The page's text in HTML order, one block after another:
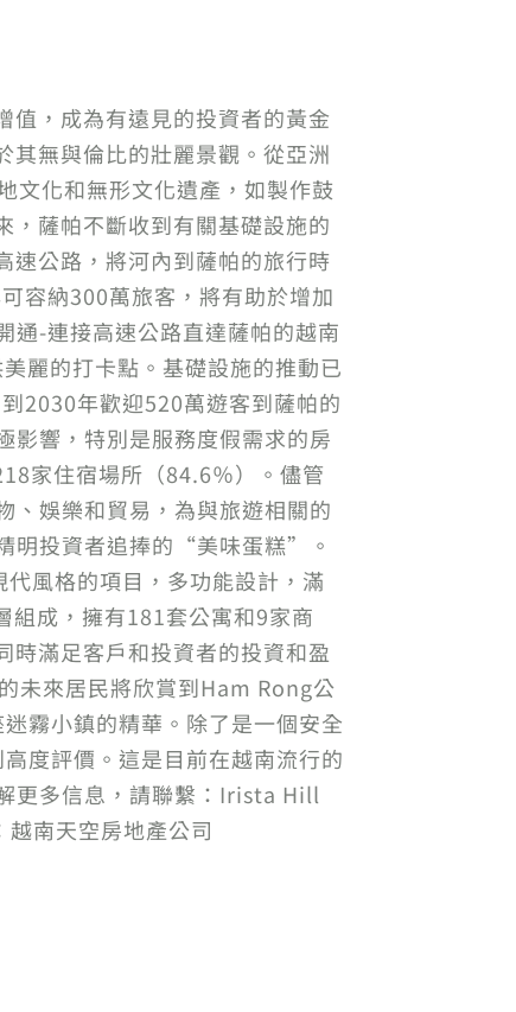
值，成為有遠見的投資者的黃金
其無與倫比的壯麗景觀。從亞洲
文化和無形文化遺產，如製作鼓
，薩帕不斷收到有關基礎設施的
速公路，將河內到薩帕的旅行時
容納300萬旅客，將有助於增加
通-連接高速公路直達薩帕的越南
麗的打卡點。基礎設施的推動已
2030年歡迎520萬遊客到薩帕的
影響，特別是服務度假需求的房
家住宿場所（84.6％）。儘管
、娛樂和貿易，為與旅遊相關的
明投資者追捧的“美味蛋糕”。
風格的項目，多功能設計，滿
成，擁有181套公寓和9家商
時滿足客戶和投資者的投資和盈
未來居民將欣賞到Ham Rong公
霧小鎮的精華。除了是一個安全
度評價。這是目前在越南流行的
更多信息，請聯繫：Irista Hill
南天空房地產公司